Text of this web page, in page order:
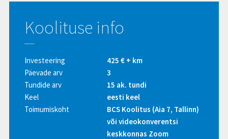
Koolituse info
Investeering
425 € + km
Päevade arv
3
Tundide arv
15 ak. tundi
Keel
eesti keel
Toimumiskoht
BCS Koolitus (Aia 7, Tallinn)
või videokonverentsi
keskkonnas Zoom